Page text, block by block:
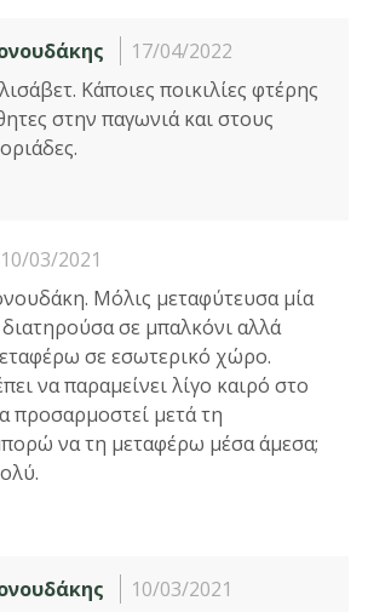
17/04/2022
Κάποιες ποικιλίες φτέρης
στην παγωνιά και στους
10/03/2021
Μόλις μεταφύτευσα μία
σε μπαλκόνι αλλά
σε εσωτερικό χώρο.
να παραμείνει λίγο καιρό στο
προσαρμοστεί μετά τη
να τη μεταφέρω μέσα άμεσα;
10/03/2021